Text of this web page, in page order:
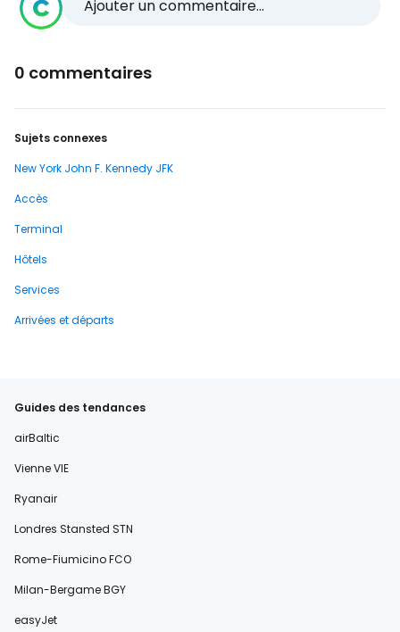
Ajouter un commentaire...
0 commentaires
Sujets connexes
New York John F. Kennedy JFK
Accès
Terminal
Hôtels
Services
Arrivées et départs
Guides des tendances
airBaltic
Vienne VIE
Ryanair
Londres Stansted STN
Rome-Fiumicino FCO
Milan-Bergame BGY
easyJet